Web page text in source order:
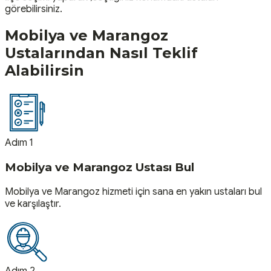
görebilirsiniz.
Mobilya ve Marangoz
Ustalarından Nasıl Teklif
Alabilirsin
Adım 1
Mobilya ve Marangoz Ustası Bul
Mobilya ve Marangoz hizmeti için sana en yakın ustaları bul
ve karşılaştır.